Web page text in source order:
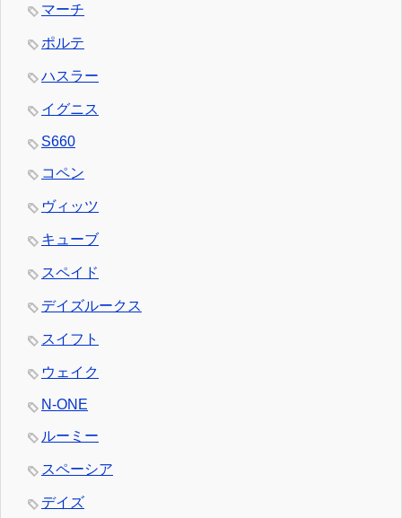
マーチ
ポルテ
ハスラー
イグニス
S660
コペン
ヴィッツ
キューブ
スペイド
デイズルークス
スイフト
ウェイク
N-ONE
ルーミー
スペーシア
デイズ